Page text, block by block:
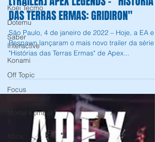
Koei Tecmo
Dotemu
Saber
Interactive
Konami
Off Topic
Focus
Mortal Kombat
Xbox
Andrey Daher Coelho
4 de jan. de 2022
1 min de leitura
[TRAILER] APEX LEGENDS - "HISTÓRIA
DAS TERRAS ERMAS: GRIDIRON"
Respawn lançaram o mais novo trailer da série
"Histórias das Terras Ermas" de Apex...